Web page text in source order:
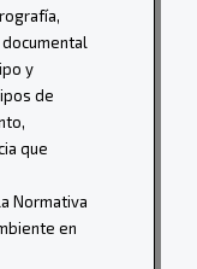
y
de
que
Normativa
en